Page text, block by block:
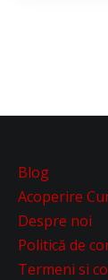
Blog
Acoperire
Despre noi
Politică de
Termeni si